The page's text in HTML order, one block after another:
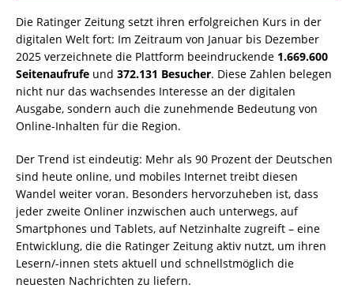
Die Ratinger Zeitung setzt ihren erfolgreichen Kurs in der
digitalen Welt fort: Im Zeitraum von Januar bis Dezember
2025 verzeichnete die Plattform beeindruckende 1.669.600
Seitenaufrufe und 372.131 Besucher. Diese Zahlen belegen
nicht nur das wachsendes Interesse an der digitalen
Ausgabe, sondern auch die zunehmende Bedeutung von
Online-Inhalten für die Region.
Der Trend ist eindeutig: Mehr als 90 Prozent der Deutschen
sind heute online, und mobiles Internet treibt diesen
Wandel weiter voran. Besonders hervorzuheben ist, dass
jeder zweite Onliner inzwischen auch unterwegs, auf
Smartphones und Tablets, auf Netzinhalte zugreift – eine
Entwicklung, die die Ratinger Zeitung aktiv nutzt, um ihren
Lesern/-innen stets aktuell und schnellstmöglich die
neuesten Nachrichten zu liefern.